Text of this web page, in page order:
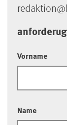
Vorname
Name